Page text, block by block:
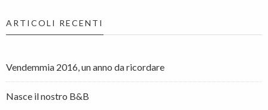
ARTICOLI RECENTI
Vendemmia 2016, un anno da ricordare
Nasce il nostro B&B